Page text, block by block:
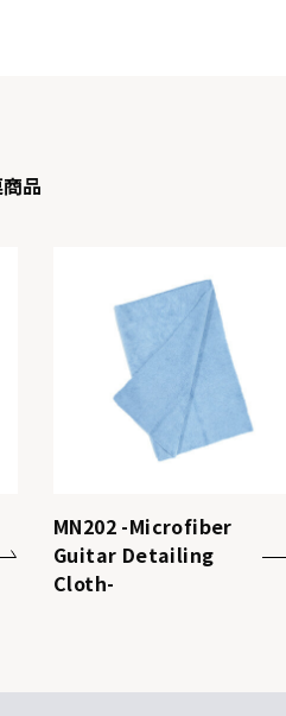
品
MN202 -Microfiber
Guitar Detailing
Cloth-